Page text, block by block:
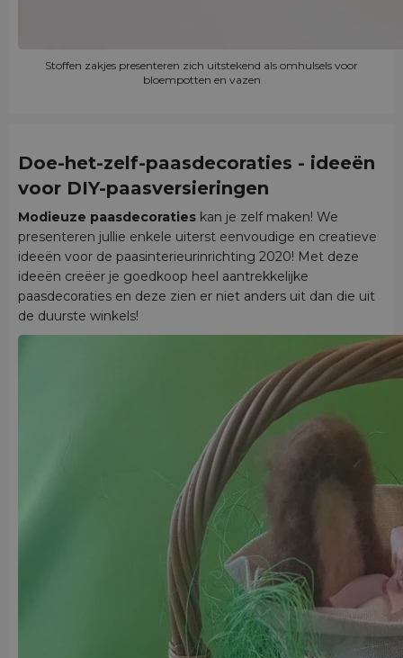
Stoffen zakjes presenteren zich uitstekend als omhulsels voor
bloempotten en vazen
Doe-het-zelf-paasdecoraties - ideeën
voor DIY-paasversieringen
Modieuze paasdecoraties kan je zelf maken! We
presenteren jullie enkele uiterst eenvoudige en creatieve
ideeën voor de paasinterieurinrichting 2020! Met deze
ideeën creëer je goedkoop heel aantrekkelijke
paasdecoraties en deze zien er niet anders uit dan die uit
de duurste winkels!